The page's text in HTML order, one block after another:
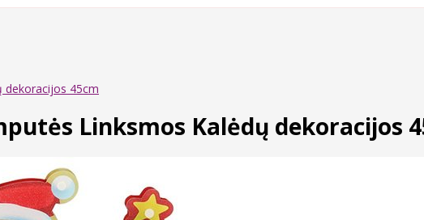
dekoracijos 45cm
Linksmos Kalėdų dekoracijos